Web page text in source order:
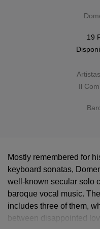
19
Il
Mostly remembered for
keyboard sonatas,
well-known secular solo
baroque vocal music.
includes three of them,
between disappointed